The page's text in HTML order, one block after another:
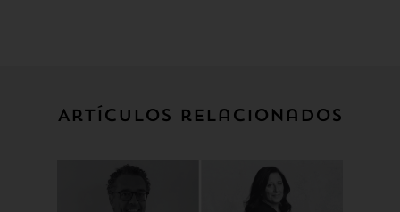
Artículos relacionados